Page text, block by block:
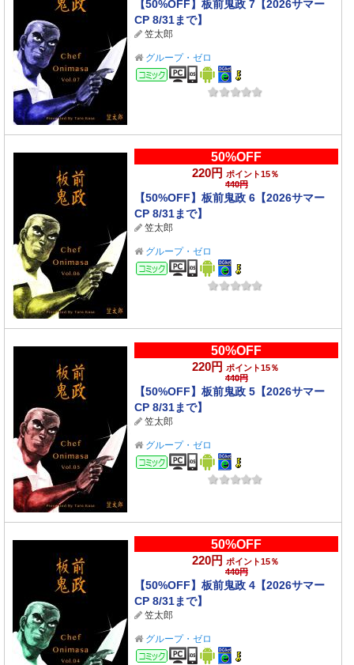
【50%OFF】板前鬼政 7【2026サマー
CP 8/31まで】
笠太郎
グループ・ゼロ
コミック
50%OFF
220円 ポイント15％
440円
【50%OFF】板前鬼政 6【2026サマー
CP 8/31まで】
笠太郎
グループ・ゼロ
コミック
50%OFF
220円 ポイント15％
440円
【50%OFF】板前鬼政 5【2026サマー
CP 8/31まで】
笠太郎
グループ・ゼロ
コミック
50%OFF
220円 ポイント15％
440円
【50%OFF】板前鬼政 4【2026サマー
CP 8/31まで】
笠太郎
グループ・ゼロ
コミック